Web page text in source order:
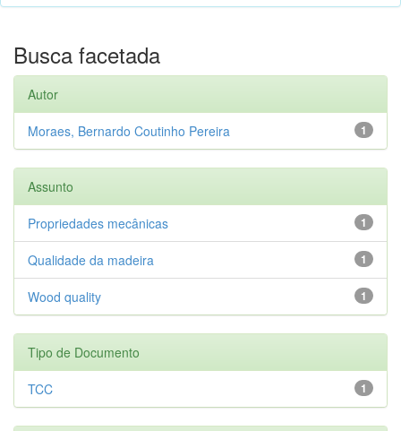
Busca facetada
Autor
1
Moraes, Bernardo Coutinho Pereira
Assunto
1
Propriedades mecânicas
1
Qualidade da madeira
1
Wood quality
Tipo de Documento
1
TCC